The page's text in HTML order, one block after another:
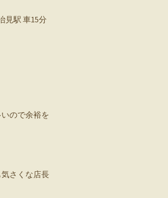
見駅 車15分
ので余裕を
さくな店長